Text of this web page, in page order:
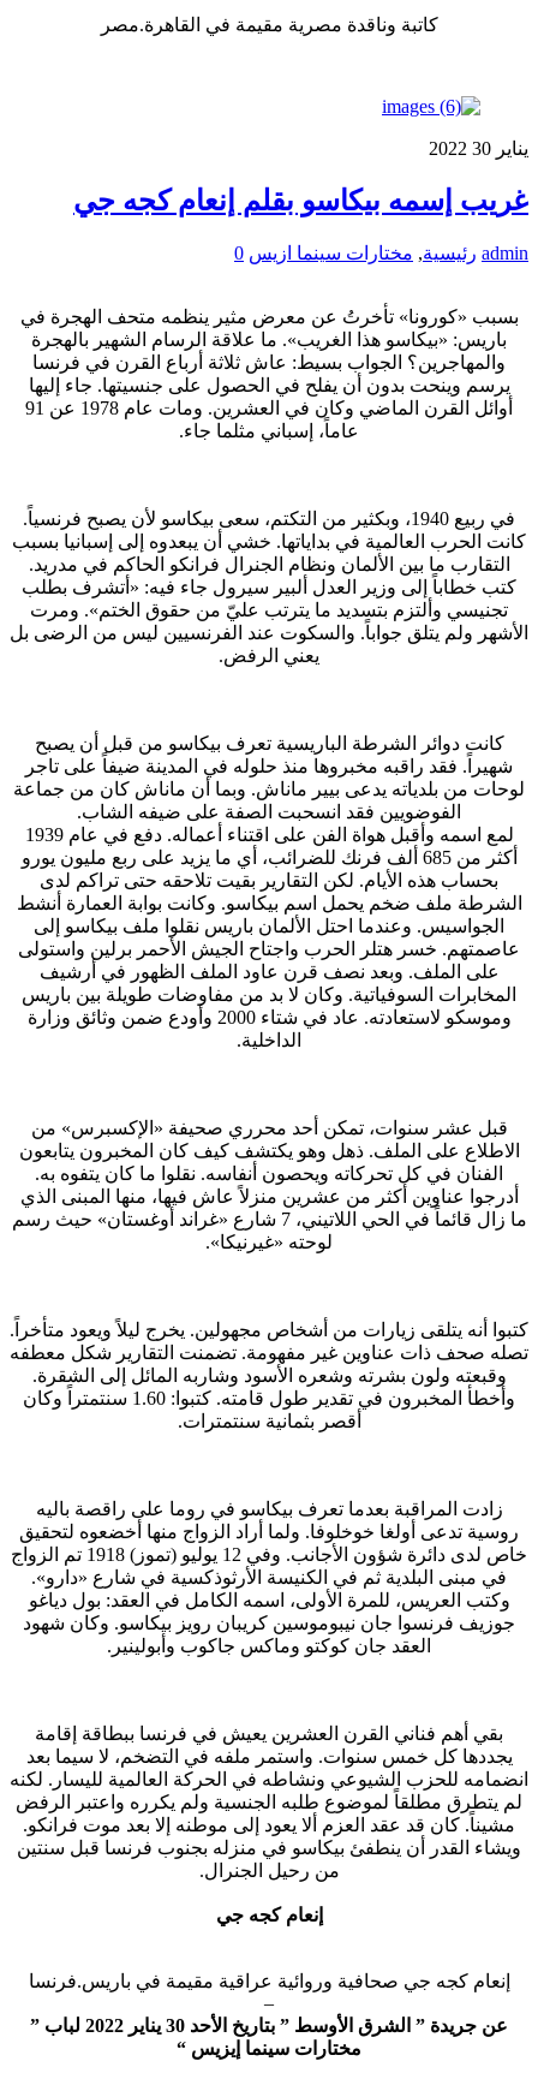
كاتبة وناقدة مصرية مقيمة في القاهرة.مصر
يناير 30
2022
غريب إسمه بيكاسو بقلم إنعام كجه جي
admin رئيسية, مختارات سينما ازيس 0
بسبب «كورونا» تأخرتُ عن معرض مثير ينظمه متحف الهجرة في
باريس: «بيكاسو هذا الغريب». ما علاقة الرسام الشهير بالهجرة
والمهاجرين؟ الجواب بسيط: عاش ثلاثة أرباع القرن في فرنسا
يرسم وينحت بدون أن يفلح في الحصول على جنسيتها. جاء إليها
أوائل القرن الماضي وكان في العشرين. ومات عام 1978 عن 91
عاماً، إسباني مثلما جاء.
في ربيع 1940، وبكثير من التكتم، سعى بيكاسو لأن يصبح فرنسياً.
كانت الحرب العالمية في بداياتها. خشي أن يبعدوه إلى إسبانيا بسبب
التقارب ما بين الألمان ونظام الجنرال فرانكو الحاكم في مدريد.
كتب خطاباً إلى وزير العدل ألبير سيرول جاء فيه: «أتشرف بطلب
تجنيسي وألتزم بتسديد ما يترتب عليّ من حقوق الختم». ومرت
الأشهر ولم يتلق جواباً. والسكوت عند الفرنسيين ليس من الرضى بل
يعني الرفض.
كانت دوائر الشرطة الباريسية تعرف بيكاسو من قبل أن يصبح
شهيراً. فقد راقبه مخبروها منذ حلوله في المدينة ضيفاً على تاجر
لوحات من بلدياته يدعى بيير ماناش. وبما أن ماناش كان من جماعة
الفوضويين فقد انسحبت الصفة على ضيفه الشاب.
لمع اسمه وأقبل هواة الفن على اقتناء أعماله. دفع في عام 1939
أكثر من 685 ألف فرنك للضرائب، أي ما يزيد على ربع مليون يورو
بحساب هذه الأيام. لكن التقارير بقيت تلاحقه حتى تراكم لدى
الشرطة ملف ضخم يحمل اسم بيكاسو. وكانت بوابة العمارة أنشط
الجواسيس. وعندما احتل الألمان باريس نقلوا ملف بيكاسو إلى
عاصمتهم. خسر هتلر الحرب واجتاح الجيش الأحمر برلين واستولى
على الملف. وبعد نصف قرن عاود الملف الظهور في أرشيف
المخابرات السوفياتية. وكان لا بد من مفاوضات طويلة بين باريس
وموسكو لاستعادته. عاد في شتاء 2000 وأودع ضمن وثائق وزارة
الداخلية.
قبل عشر سنوات، تمكن أحد محرري صحيفة «الإكسبرس» من
الاطلاع على الملف. ذهل وهو يكتشف كيف كان المخبرون يتابعون
الفنان في كل تحركاته ويحصون أنفاسه. نقلوا ما كان يتفوه به.
أدرجوا عناوين أكثر من عشرين منزلاً عاش فيها، منها المبنى الذي
ما زال قائماً في الحي اللاتيني، 7 شارع «غراند أوغستان» حيث رسم
لوحته «غيرنيكا».
كتبوا أنه يتلقى زيارات من أشخاص مجهولين. يخرج ليلاً ويعود متأخراً.
تصله صحف ذات عناوين غير مفهومة. تضمنت التقارير شكل معطفه
وقبعته ولون بشرته وشعره الأسود وشاربه المائل إلى الشقرة.
وأخطأ المخبرون في تقدير طول قامته. كتبوا: 1.60 سنتمتراً وكان
أقصر بثمانية سنتمترات.
زادت المراقبة بعدما تعرف بيكاسو في روما على راقصة باليه
روسية تدعى أولغا خوخلوفا. ولما أراد الزواج منها أخضعوه لتحقيق
خاص لدى دائرة شؤون الأجانب. وفي 12 يوليو (تموز) 1918 تم الزواج
في مبنى البلدية ثم في الكنيسة الأرثوذكسية في شارع «دارو».
وكتب العريس، للمرة الأولى، اسمه الكامل في العقد: بول دياغو
جوزيف فرنسوا جان نيبوموسين كريبان رويز بيكاسو. وكان شهود
العقد جان كوكتو وماكس جاكوب وأبولينير.
بقي أهم فناني القرن العشرين يعيش في فرنسا ببطاقة إقامة
يجددها كل خمس سنوات. واستمر ملفه في التضخم، لا سيما بعد
انضمامه للحزب الشيوعي ونشاطه في الحركة العالمية لليسار. لكنه
لم يتطرق مطلقاً لموضوع طلبه الجنسية ولم يكرره واعتبر الرفض
مشيناً. كان قد عقد العزم ألا يعود إلى موطنه إلا بعد موت فرانكو.
ويشاء القدر أن ينطفئ بيكاسو في منزله بجنوب فرنسا قبل سنتين
من رحيل الجنرال.
إنعام كجه جي
إنعام كجه جي صحافية وروائية عراقية مقيمة في باريس.فرنسا
–
عن جريدة ” الشرق الأوسط ” بتاريخ الأحد 30 يناير 2022 لباب ”
مختارات سينما إيزيس “